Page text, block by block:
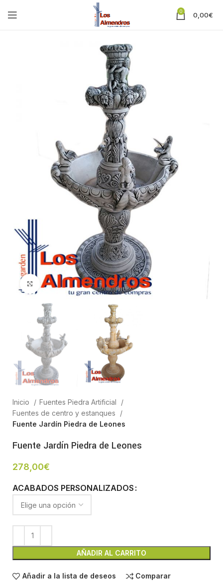
0 0,00€
Clic para ampliar
Inicio
Fuentes Piedra Artificial
Fuentes de centro y estanques
Fuente Jardín Piedra de Leones
Fuente Jardín Piedra de Leones
278,00€
ACABADOS PERSONALIZADOS
AÑADIR AL CARRITO
Añadir a la lista de deseos Comparar